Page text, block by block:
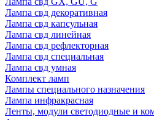
Лампа свд декоративная
Лампа свд капсульная
Лампа свд линейная
Лампа свд рефлекторная
Лампа свд специальная
Лампа свд умная
Комплект ламп
Лампы специального назначения
Лампа инфракрасная
Ленты, модули светодиодные и